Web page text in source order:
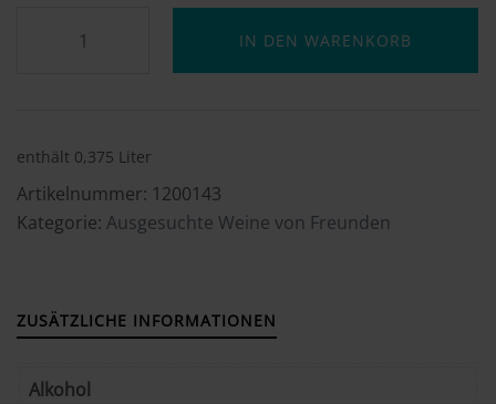
IN DEN WARENKORB
enthält 0,375 Liter
Artikelnummer: 1200143
Kategorie: Ausgesuchte Weine von Freunden
ZUSÄTZLICHE INFORMATIONEN
Alkohol